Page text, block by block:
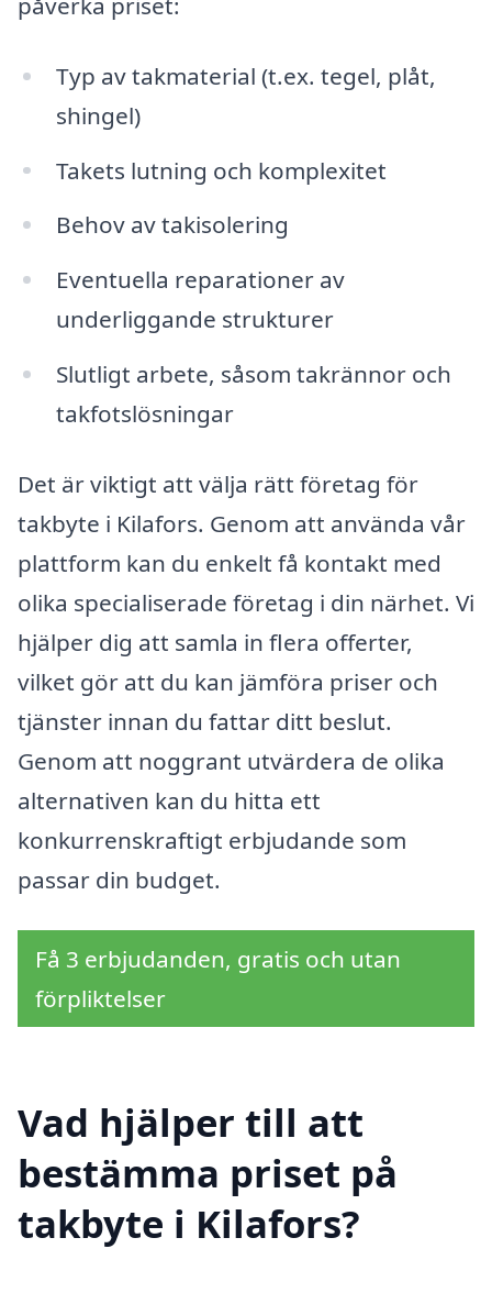
Typ av takmaterial (t.ex. tegel, plåt,
shingel)
Takets lutning och komplexitet
Behov av takisolering
Eventuella reparationer av
underliggande strukturer
Slutligt arbete, såsom takrännor och
takfotslösningar
Det är viktigt att välja rätt företag för
takbyte i Kilafors. Genom att använda vår
plattform kan du enkelt få kontakt med
olika specialiserade företag i din närhet. Vi
hjälper dig att samla in flera offerter,
vilket gör att du kan jämföra priser och
tjänster innan du fattar ditt beslut.
Genom att noggrant utvärdera de olika
alternativen kan du hitta ett
konkurrenskraftigt erbjudande som
passar din budget.
Få 3 erbjudanden, gratis och utan
förpliktelser
Vad hjälper till att
bestämma priset på
takbyte i Kilafors?